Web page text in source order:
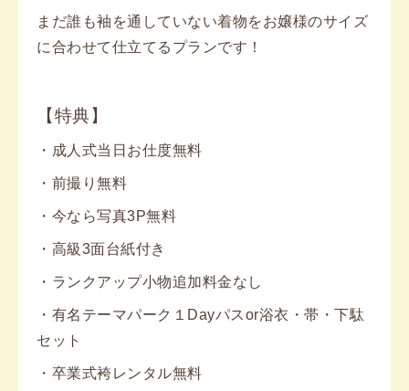
まだ誰も袖を通していない着物をお嬢様のサイズ
に合わせて仕立てるプランです！
【特典】
・成人式当日お仕度無料
・前撮り無料
・今なら写真3P無料
・高級3面台紙付き
・ランクアップ小物追加料金なし
・有名テーマパーク１Dayパスor浴衣・帯・下駄
セット
・卒業式袴レンタル無料